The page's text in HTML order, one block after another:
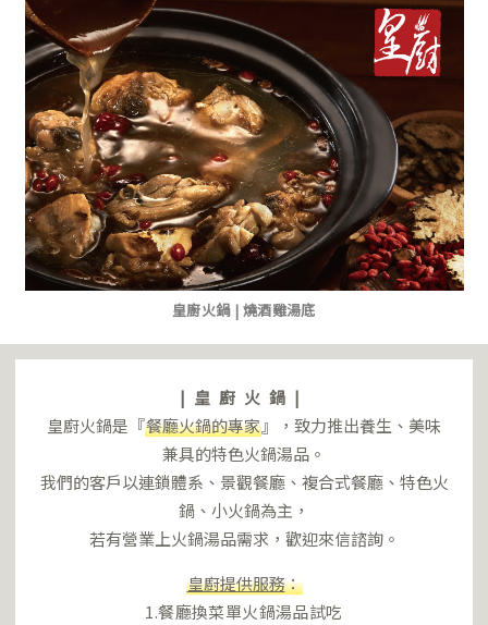
皇廚火鍋 | 燒酒雞湯底
|皇廚火鍋|
皇廚火鍋是『餐廳火鍋的專家』，致力推出養生、美味
兼具的特色火鍋湯品。
我們的客戶以連鎖體系、景觀餐廳、複合式餐廳、特色火
鍋、小火鍋為主，
若有營業上火鍋湯品需求，歡迎來信諮詢。
皇廚提供服務：
1.餐廳換菜單火鍋湯品試吃